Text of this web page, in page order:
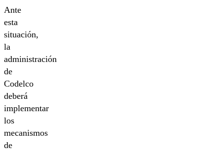
Ante
esta
situación,
la
administración
de
Codelco
deberá
implementar
los
mecanismos
de